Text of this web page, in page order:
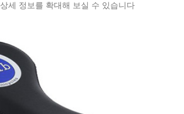
상세 정보를 확대해 보실 수 있습니다